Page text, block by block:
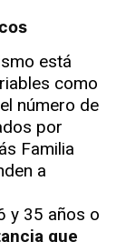
está
como
número de
por
Familia
a
y 35 años o
que